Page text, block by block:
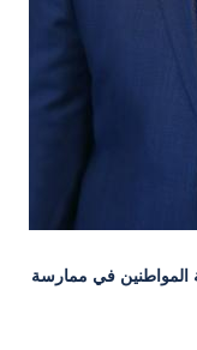
المواطنين في ممارسة